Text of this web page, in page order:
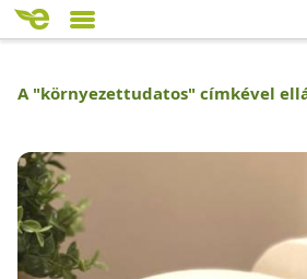
A "környezettudatos" címkével